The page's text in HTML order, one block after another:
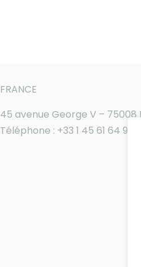
FRANCE
45 avenue George V – 75008
Téléphone : +33 1 45 61 64 90